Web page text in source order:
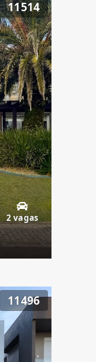
11514
2 vagas
11496